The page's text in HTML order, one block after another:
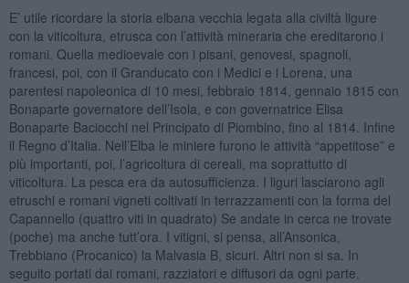
E’ utile ricordare la storia elbana vecchia legata alla civiltà ligure
con la viticoltura, etrusca con l’attività mineraria che ereditarono i
romani. Quella medioevale con i pisani, genovesi, spagnoli,
francesi, poi, con il Granducato con i Medici e i Lorena, una
parentesi napoleonica di 10 mesi, febbraio 1814, gennaio 1815 con
Bonaparte governatore dell’Isola, e con governatrice Elisa
Bonaparte Baciocchi nel Principato di Piombino, fino al 1814. Infine
il Regno d’Italia. Nell’Elba le miniere furono le attività “appetitose” e
più importanti, poi, l’agricoltura di cereali, ma soprattutto di
viticoltura. La pesca era da autosufficienza. I liguri lasciarono agli
etruschi e romani vigneti coltivati in terrazzamenti con la forma del
Capannello (quattro viti in quadrato) Se andate in cerca ne trovate
(poche) ma anche tutt’ora. I vitigni, si pensa, all’Ansonica,
Trebbiano (Procanico) la Malvasia B, sicuri. Altri non si sa. In
seguito portati dai romani, razziatori e diffusori da ogni parte.